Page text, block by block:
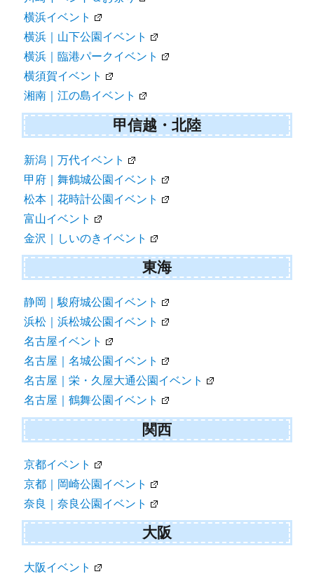
横浜イベント
横浜｜山下公園イベント
横浜｜臨港パークイベント
横須賀イベント
湘南｜江の島イベント
甲信越・北陸
新潟｜万代イベント
甲府｜舞鶴城公園イベント
松本｜花時計公園イベント
富山イベント
金沢｜しいのきイベント
東海
静岡｜駿府城公園イベント
浜松｜浜松城公園イベント
名古屋イベント
名古屋｜名城公園イベント
名古屋｜栄・久屋大通公園イベント
名古屋｜鶴舞公園イベント
関西
京都イベント
京都｜岡崎公園イベント
奈良｜奈良公園イベント
大阪
大阪イベント